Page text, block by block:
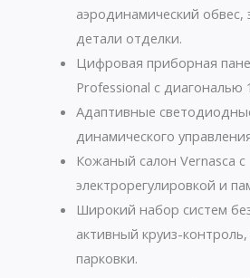
аэродинамический обвес,
детали отделки.
Цифровая приборная
Professional с диагональю
Адаптивные
динамического
Кожаный салон Vernasca с
электрорегулировкой и
Широкий набор систем
активный круиз-контроль,
парковки.